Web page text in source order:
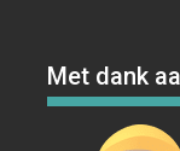
Met dank